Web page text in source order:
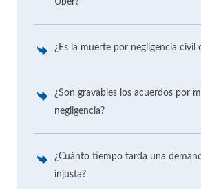
¿Es la muerte por negligencia civil
¿Son gravables los acuerdos por
negligencia?
¿Cuánto tiempo tarda una
injusta?